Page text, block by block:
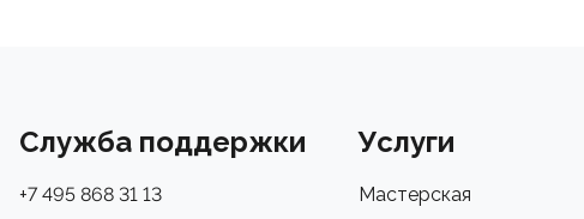
Служба поддержки
+7 495 868 31 13
Услуги
Мастерская